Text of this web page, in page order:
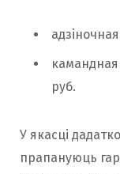
камандная
руб.
У якасці
прапануюць